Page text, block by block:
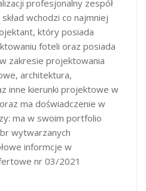
profesjonalny zespół
wchodzi co najmniej
który posiada
foteli oraz posiada
zakresie projektowania
architektura,
inne kierunki projektowe w
ma doświadczenie w
ma w swoim portfolio
wytwarzanych
informcje w
nr 03/2021